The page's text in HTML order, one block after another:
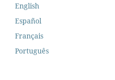
English
Español
Français
Português